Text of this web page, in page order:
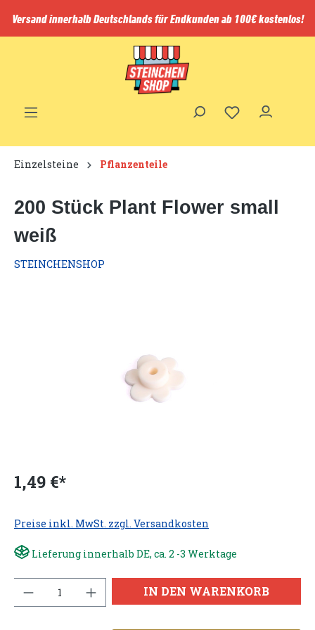
springen
Versand innerhalb Deutschlands für Endkunden ab 100€ kostenlos!
Einzelsteine Pflanzenteile
200 Stück Plant Flower small
weiß
STEINCHENSHOP
1,49 €*
Preise inkl. MwSt. zzgl. Versandkosten
Lieferung innerhalb DE, ca. 2 -3 Werktage
IN DEN WARENKORB